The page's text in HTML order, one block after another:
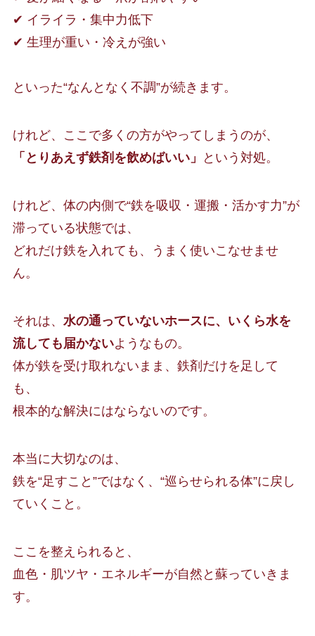
✔ イライラ・集中力低下
✔ 生理が重い・冷えが強い
といった“なんとなく不調”が続きます。
けれど、ここで多くの方がやってしまうのが、
「とりあえず鉄剤を飲めばいい」
という対処。
けれど、体の内側で“鉄を吸収・運搬・活かす力”が
滞っている状態では、
どれだけ鉄を入れても、うまく使いこなせませ
ん。
それは、 水の通っていないホースに、いくら水を
流しても届かないようなもの。
体が鉄を受け取れないまま、鉄剤だけを足して
も、
根本的な解決にはならないのです。
本当に大切なのは、
鉄を“足すこと”ではなく、“巡らせられる体”に戻し
ていくこと。
ここを整えられると、
血色・肌ツヤ・エネルギーが自然と蘇っていきま
す。